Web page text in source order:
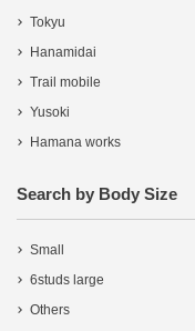
Tokyu
Hanamidai
Trail mobile
Yusoki
Hamana works
Search by Body Size
Small
6studs large
Others